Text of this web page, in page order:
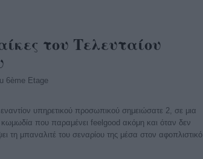
του Τελευταίου
6ème Εtage
υπηρετικού προσωπικού σημειώσατε 2, σε μια
που παραμένει feelgood ακόμη και όταν δεν
τη μπαναλιτέ του σεναρίου της μέσα στον αφοπλιστικό